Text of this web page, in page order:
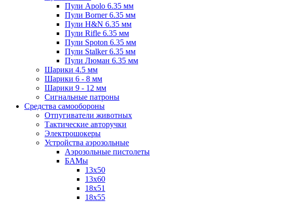
Пули Apolo 6.35 мм
Пули Borner 6.35 мм
Пули H&N 6.35 мм
Пули Rifle 6.35 мм
Пули Spoton 6.35 мм
Пули Stalker 6.35 мм
Пули Люман 6.35 мм
Шарики 4.5 мм
Шарики 6 - 8 мм
Шарики 9 - 12 мм
Сигнальные патроны
Средства самообороны
Отпугиватели животных
Тактические авторучки
Электрошокеры
Устройства аэрозольные
Аэрозольные пистолеты
БАМы
13х50
13х60
18х51
18х55